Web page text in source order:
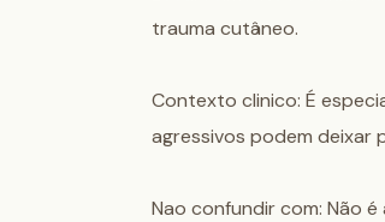
trauma cutâneo.
Contexto clinico: É
agressivos podem deixar
Nao confundir com: Não